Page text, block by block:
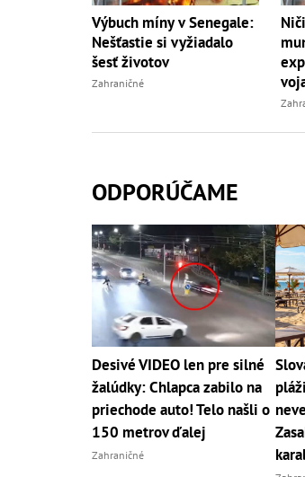
Výbuch míny v Senegale:
Nešťastie si vyžiadalo
šesť životov
Zahraničné
ODPORÚČAME
Desivé VIDEO len pre silné
žalúdky: Chlapca zabilo na
priechode auto! Telo našli o
150 metrov ďalej
Zahraničné